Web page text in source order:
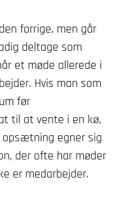
forrige, men går
deltage som
et møde allerede i
Hvis man som
før
til at vente i en kø,
egner sig
der ofte har møder
er medarbejder.